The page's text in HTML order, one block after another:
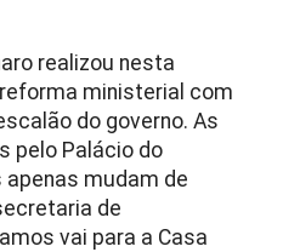
realizou nesta
ministerial com
do governo. As
pelo Palácio do
apenas mudam de
de
vai para a Casa